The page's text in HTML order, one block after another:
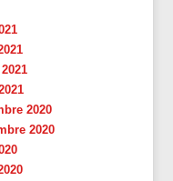
2020
2020